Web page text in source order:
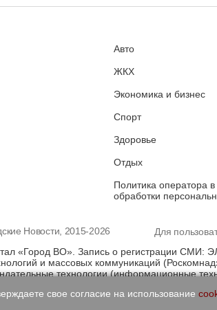
Авто
ЖКХ
Экономика и бизнес
Спорт
Здоровье
Отдых
Политика оператора
обработки
Новости, 2015-2026
Для
«Город ВО». Запись о регистрации СМИ:
и массовых коммуникаций
технологии (информационные
свое согласие на использование